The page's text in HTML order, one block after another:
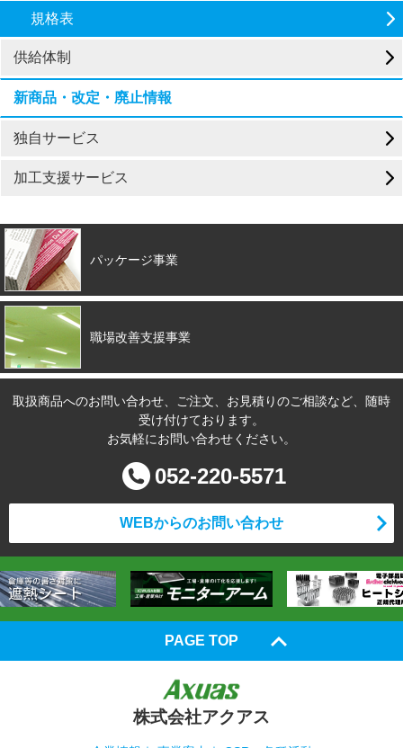
規格表
供給体制
新商品・改定・廃止情報
独自サービス
加工支援サービス
パッケージ事業
職場改善支援事業
取扱商品へのお問い合わせ、ご注文、お見積りのご相談など、随時
受け付けております。
お気軽にお問い合わせください。
052-220-5571
WEBからのお問い合わせ
PAGE TOP
株式会社アクアス